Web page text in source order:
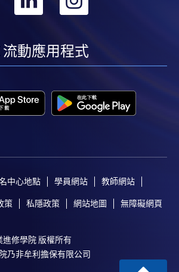
linkedin
流動應用程式
中心地點 學員網站 教師網站
策 私隱政策 網站地圖 無障礙網頁
修學院 版權所有
乃非牟利擔保有限公司